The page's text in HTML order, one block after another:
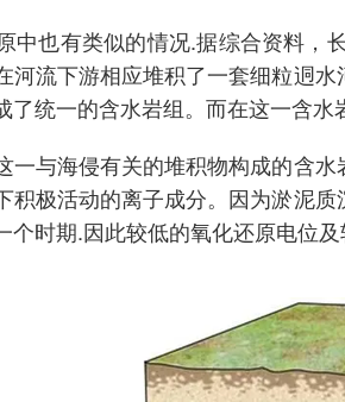
中也有类似的情况.据综合资料
河流下游相应堆积了一套细粒迵
统一的含水岩组。而在这一含水
一与海侵有关的堆积物构成的含
积极活动的离子成分。因为淤泥
时期.因此较低的氧化还原电位